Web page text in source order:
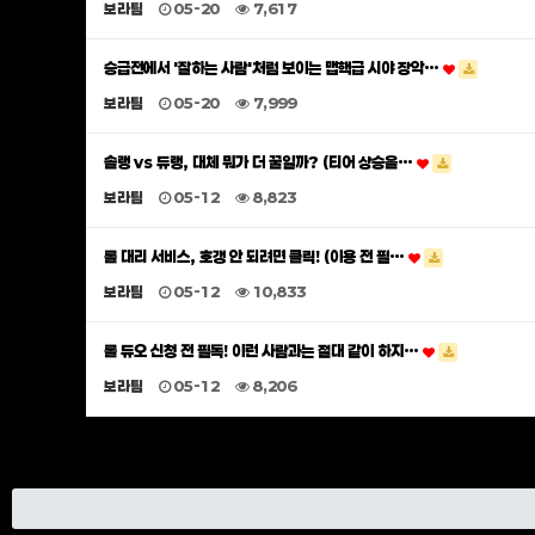
보라팀 05-20 7,617
승급전에서 '잘하는 사람'처럼 보이는 맵핵급 시야 장악…
보라팀 05-20 7,999
솔랭 vs 듀랭, 대체 뭐가 더 꿀일까? (티어 상승을…
보라팀 05-12 8,823
롤 대리 서비스, 호갱 안 되려면 클릭! (이용 전 필…
보라팀 05-12 10,833
롤 듀오 신청 전 필독! 이런 사람과는 절대 같이 하지…
보라팀 05-12 8,206